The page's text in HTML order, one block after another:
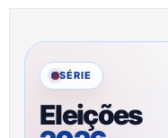
SÉRIE
Eleições